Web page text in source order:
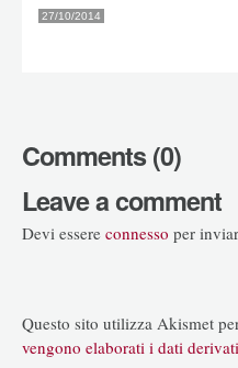
27/10/2014
Comments (0)
Leave a comment
Devi essere connesso per
Questo sito utilizza Akismet
vengono elaborati i dati